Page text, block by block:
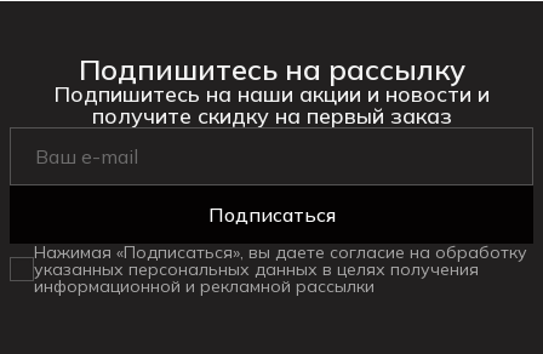
Подпишитесь на рассылку
Подпишитесь на наши акции и новости и
получите скидку на первый заказ
Подписаться
Нажимая «Подписаться», вы даете согласие на обработку
указанных персональных данных в целях получения
информационной и рекламной рассылки